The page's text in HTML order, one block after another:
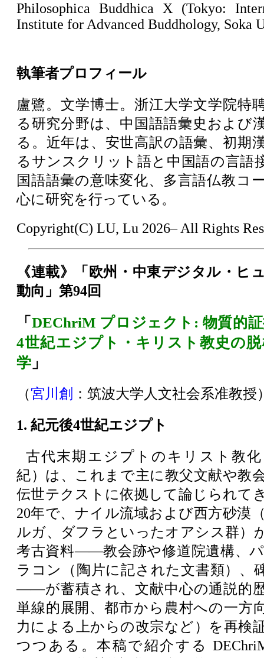
Philosophica Buddhica X (Tokyo:
Institute for Advanced Buddhology, Soka
執筆者プロフィール
盧鷺。文学博士。浙江大学文学院特
る研究分野は、中国語語彙史および
る。近年は、安世高訳の語彙、初期
るサンスクリット語と中国語の言語
国語語彙の意味変化、多言語仏教コ
心に研究を行っている。
Copyright(C) LU, Lu 2026– All Rights
《連載》「 欧州・中東デジタル・ヒ
動向 」第94回
「 DEChriM プロジェクト: 物質的
4世紀エジプト・キリスト教史の
学 」
（宮川創 ： 筑波大学人文社会系准教授
1. 紀元後4世紀エジプト
古代末期エジプトのキリスト教
紀）は、これまで主に教父文献や教
伝世テクストに依拠して論じられて
20年で、ナイル流域および西方砂漠
ルガ、ダフラといったオアシス群）
考古資料――教会跡や修道院遺構、
ラコン（陶片に記された文書類）、
――が蓄積され、文献中心の通説的
単線的展開、都市から農村への一方
力による上からの改宗など）を再検
つつある。本稿で紹介する